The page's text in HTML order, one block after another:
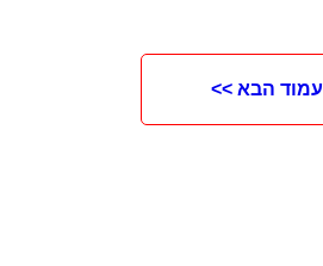
עמוד הבא >>